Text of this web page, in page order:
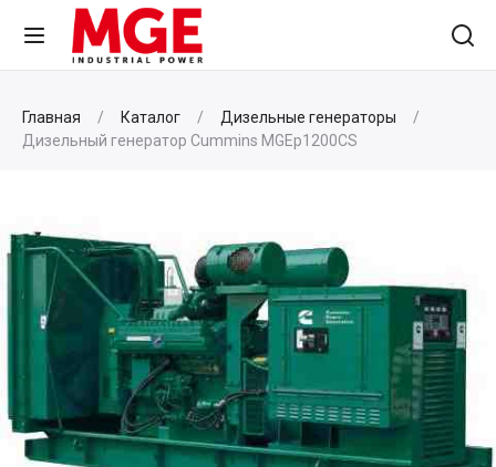
Главная Каталог
Дизельные генераторы
Дизельный генератор Cummins MGEp1200CS